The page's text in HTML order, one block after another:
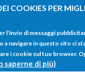
COOKIES PER
l'invio di messaggi
navigare in questo sito ci
i cookie sul tuo browser.
saperne di più)